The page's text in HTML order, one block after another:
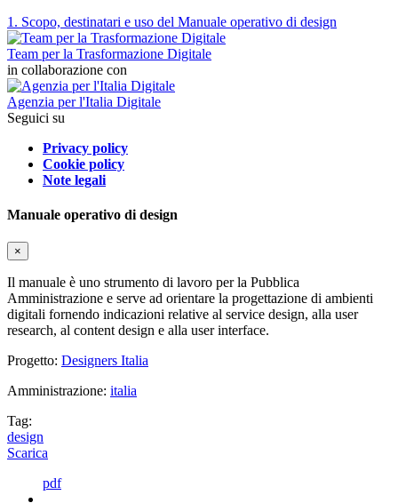
1. Scopo, destinatari e uso del Manuale operativo di design
Team per la Trasformazione Digitale
in collaborazione con
Agenzia per l'Italia Digitale
Seguici su
Privacy policy
Cookie policy
Note legali
Manuale operativo di design
×
Il manuale è uno strumento di lavoro per la Pubblica
Amministrazione e serve ad orientare la progettazione di ambienti
digitali fornendo indicazioni relative al service design, alla user
research, al content design e alla user interface.
Progetto: Designers Italia
Amministrazione: italia
Tag:
design
Scarica
pdf